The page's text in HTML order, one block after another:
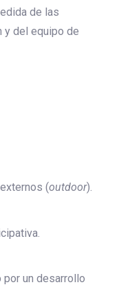
de las
y del equipo de
(outdoor).
un desarrollo